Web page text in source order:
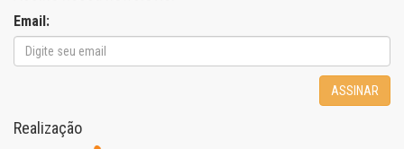
Email:
ASSINAR
Realização